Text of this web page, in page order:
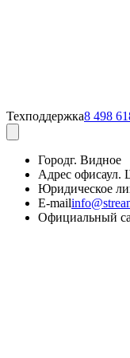
Техподдержка8 498
Городг. Видное
Адрес офисаул.
Юридическое
E-mail
Официальный